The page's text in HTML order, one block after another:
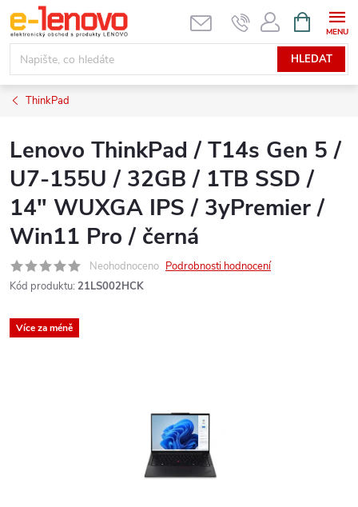
Přejít
na
obsah
HLEDAT
NÁKUPNÍ
KOŠÍK
ThinkPad
Lenovo ThinkPad / T14s Gen 5 /
U7-155U / 32GB / 1TB SSD /
14" WUXGA IPS / 3yPremier /
Win11 Pro / černá
Neohodnoceno Podrobnosti hodnocení
Kód produktu: 21LS002HCK
Více za méně